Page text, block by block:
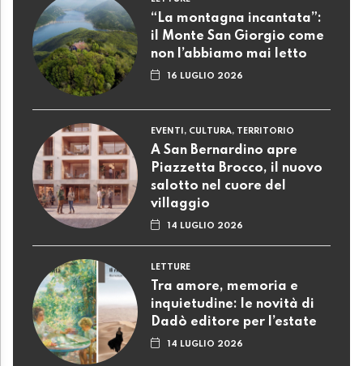
“La montagna incantata”:
il Monte San Giorgio come
non l’abbiamo mai letto
16 LUGLIO 2026
EVENTI, CULTURA, TERRITORIO
A San Bernardino apre
Piazzetta Brocco, il nuovo
salotto nel cuore del
villaggio
14 LUGLIO 2026
LETTURE
Tra amore, memoria e
inquietudine: le novità di
Dadò editore per l’estate
14 LUGLIO 2026